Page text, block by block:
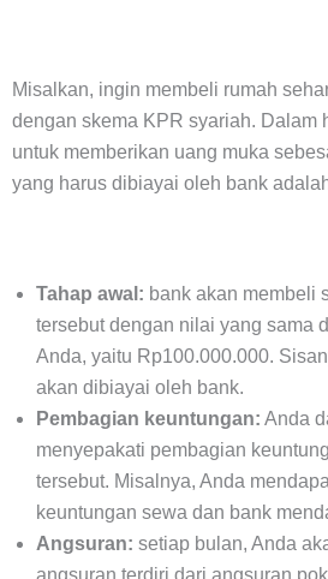
Misalkan, ingin membeli rumah
dengan skema KPR syariah. Dalam
untuk memberikan uang muka
yang harus dibiayai oleh bank
Tahap awal: bank akan membeli
tersebut dengan nilai yang sama
Anda, yaitu Rp100.000.000.
akan dibiayai oleh bank.
Pembagian keuntungan: Anda
menyepakati pembagian
tersebut. Misalnya, Anda
keuntungan sewa dan bank
Angsuran: setiap bulan, Anda
angsuran terdiri dari angsuran